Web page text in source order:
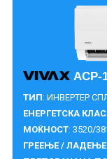
ACP-
ТИП: ИНВЕРТЕР
ЕНЕРГЕТСКА
МОЌНОСТ: 3520/
ГРЕЕЊЕ / ЛАДЕЊЕ